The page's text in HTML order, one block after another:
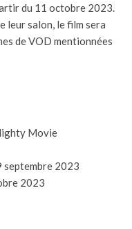
du 11 octobre 2023.
leur salon, le film sera
de VOD mentionnées
Movie
septembre 2023
2023